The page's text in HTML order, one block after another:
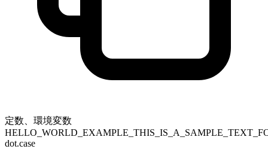
定数、環境変数
dot.case